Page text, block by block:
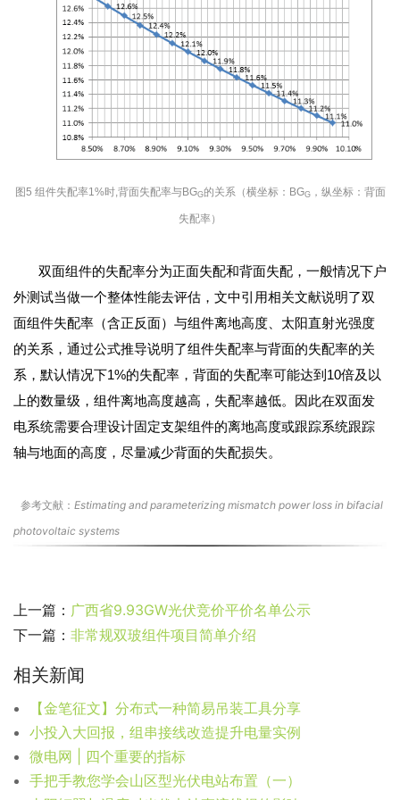
图5 组件失配率1%时,背面失配率与BGG的关系（横坐标：BGG，纵坐标：背面
失配率）
双面组件的失配率分为正面失配和背面失配，一般情况下户
外测试当做一个整体性能去评估，文中引用相关文献说明了双
面组件失配率（含正反面）与组件离地高度、太阳直射光强度
的关系，通过公式推导说明了组件失配率与背面的失配率的关
系，默认情况下1%的失配率，背面的失配率可能达到10倍及以
上的数量级，组件离地高度越高，失配率越低。因此在双面发
电系统需要合理设计固定支架组件的离地高度或跟踪系统跟踪
轴与地面的高度，尽量减少背面的失配损失。
参考文献： Estimating and parameterizing mismatch power loss in bifacial
photovoltaic systems
上一篇： 广西省9.93GW光伏竞价平价名单公示
下一篇： 非常规双玻组件项目简单介绍
相关新闻
【金笔征文】分布式一种简易吊装工具分享
小投入大回报，组串接线改造提升电量实例
微电网 | 四个重要的指标
手把手教您学会山区型光伏电站布置（一）